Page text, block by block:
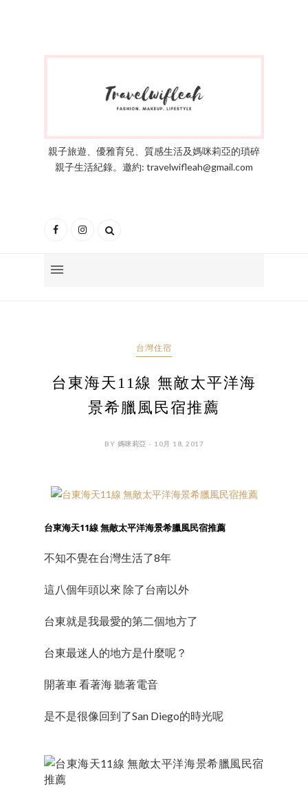
親子旅遊、優雅育兒、質感生活及媽咪莉亞的瑣碎
親子生活紀錄。邀約: travelwifleah@gmail.com
台灣住宿
台東海天11線 無敵太平洋海
景希臘風民宿推薦
BY 媽咪莉亞 - 10月 18, 2017
台東海天11線 無敵太平洋海景希臘風民宿推薦
不知不覺在台灣生活了8年
這八個年頭以來 除了台南以外
台東就是我最愛的第二個地方了
台東最迷人的地方是什麼呢？
開著車 看著海 聽著電音
是不是很像回到了San Diego的時光呢